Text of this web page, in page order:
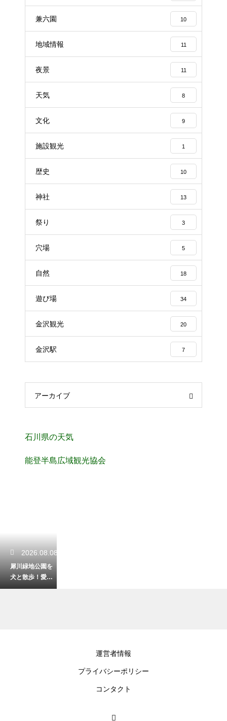
兼六園 10
地域情報 11
夜景 11
天気 8
文化 9
施設観光 1
歴史 10
神社 13
祭り 3
穴場 5
自然 18
遊び場 34
金沢観光 20
金沢駅 7
アーカイブ
石川県の天気
能登半島広域観光協会
2026.08.08
犀川緑地公園を
犬と散歩！愛犬
と楽しむ川沿い
運営者情報
プライバシーポリシー
コンタクト